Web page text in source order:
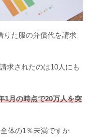
りた服の弁償代を請求
求されたのは10人にも
1月の時点で20万人を突
体の1％未満ですか